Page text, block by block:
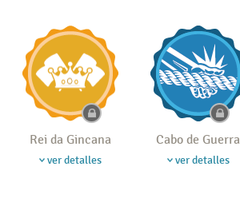
Rei da Gincana
ver detalles
Cabo de Guerra
ver detalles